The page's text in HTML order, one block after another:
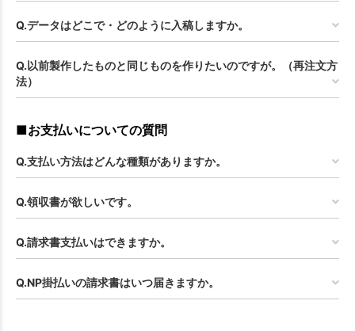
Q.データはどこで・どのように入稿しますか。
Q.以前製作したものと同じものを作りたいのですが。（再注文方
法）
■お支払いについての質問
Q.支払い方法はどんな種類がありますか。
Q.領収書が欲しいです。
Q.請求書支払いはできますか。
Q.NP掛払いの請求書はいつ届きますか。